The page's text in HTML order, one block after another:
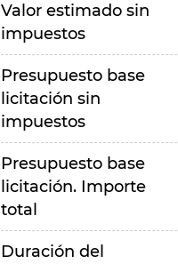
Valor estimado sin
impuestos
Presupuesto base
licitación sin
impuestos
Presupuesto base
licitación. Importe
total
Duración del